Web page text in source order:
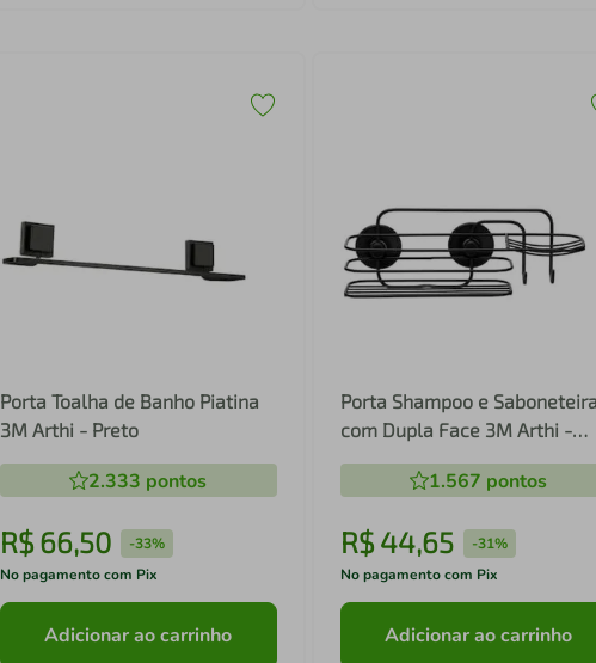
Porta Toalha de Banho Piatina
3M Arthi - Preto
2.333 pontos
R$ 66,50 -33%
No pagamento com Pix
Adicionar ao carrinho
Porta Shampoo e Saboneteira
com Dupla Face 3M Arthi -
Preto
1.567 pontos
R$ 44,65 -31%
No pagamento com Pix
Adicionar ao carrinho